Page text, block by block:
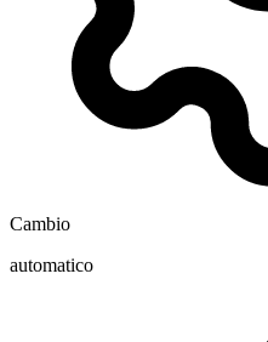
Cambio
automatico